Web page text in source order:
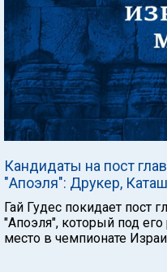
Кандидаты на пост
"Апоэля": Друкер,
Гай Гудес покидает пост
"Апоэля", который под
место в чемпионате